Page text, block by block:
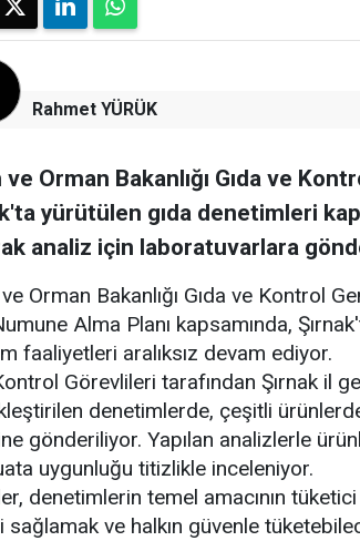
Rahmet YÜRÜK
ve Orman Bakanlığı Gıda ve
yürütülen gıda denetimleri
analiz için laboratuvarlara
Orman Bakanlığı Gıda ve Kontrol
Alma Planı kapsamında,
faaliyetleri aralıksız devam ediyor.
Görevlileri tarafından Şırnak il
denetimlerde, çeşitli
gönderiliyor. Yapılan analizlerle
uygunluğu titizlikle inceleniyor.
denetimlerin temel amacının tüketici
sağlamak ve halkın güvenle